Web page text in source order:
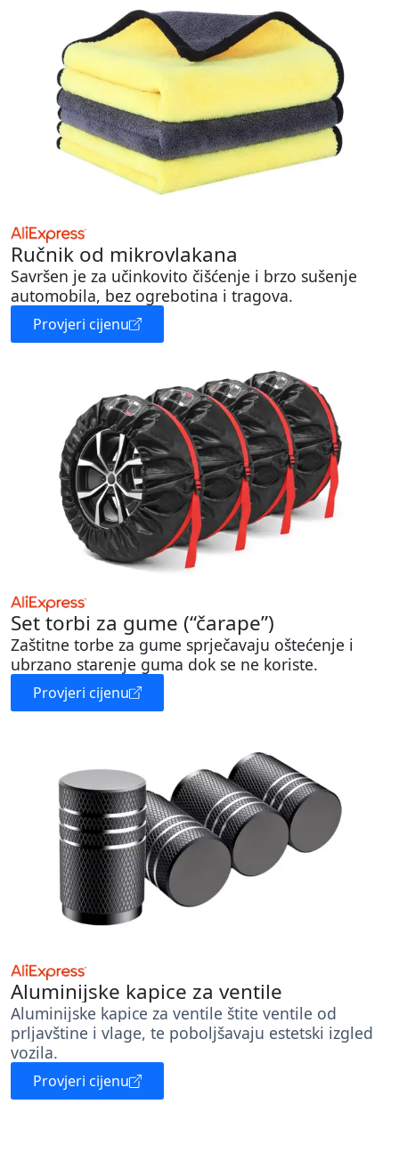
Ručnik od mikrovlakana
Savršen je za učinkovito čišćenje i brzo sušenje
automobila, bez ogrebotina i tragova.
Provjeri cijenu
Set torbi za gume (“čarape”)
Zaštitne torbe za gume sprječavaju oštećenje i
ubrzano starenje guma dok se ne koriste.
Provjeri cijenu
Aluminijske kapice za ventile
Aluminijske kapice za ventile štite ventile od
prljavštine i vlage, te poboljšavaju estetski izgled
vozila.
Provjeri cijenu